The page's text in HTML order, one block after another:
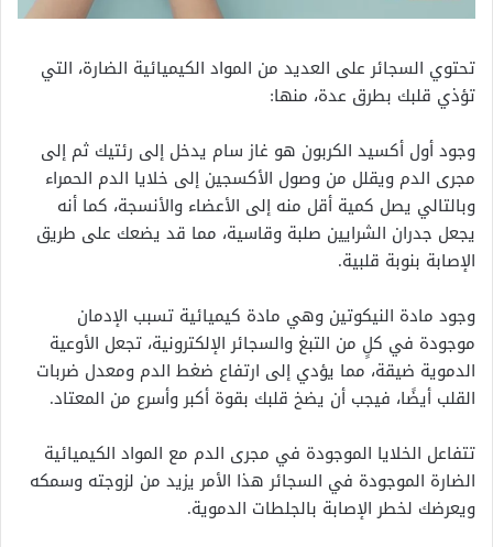
تحتوي السجائر على العديد من المواد الكيميائية الضارة، التي
تؤذي قلبك بطرق عدة، منها:
وجود أول أكسيد الكربون هو غاز سام يدخل إلى رئتيك ثم إلى
مجرى الدم ويقلل من وصول الأكسجين إلى خلايا الدم الحمراء
وبالتالي يصل كمية أقل منه إلى الأعضاء والأنسجة، كما أنه
يجعل جدران الشرايين صلبة وقاسية، مما قد يضعك على طريق
الإصابة بنوبة قلبية.
وجود مادة النيكوتين وهي مادة كيميائية تسبب الإدمان
موجودة في كلٍ من التبغ والسجائر الإلكترونية، تجعل الأوعية
الدموية ضيقة، مما يؤدي إلى ارتفاع ضغط الدم ومعدل ضربات
القلب أيضًا، فيجب أن يضخ قلبك بقوة أكبر وأسرع من المعتاد.
تتفاعل الخلايا الموجودة في مجرى الدم مع المواد الكيميائية
الضارة الموجودة في السجائر هذا الأمر يزيد من لزوجته وسمكه
ويعرضك لخطر الإصابة بالجلطات الدموية.